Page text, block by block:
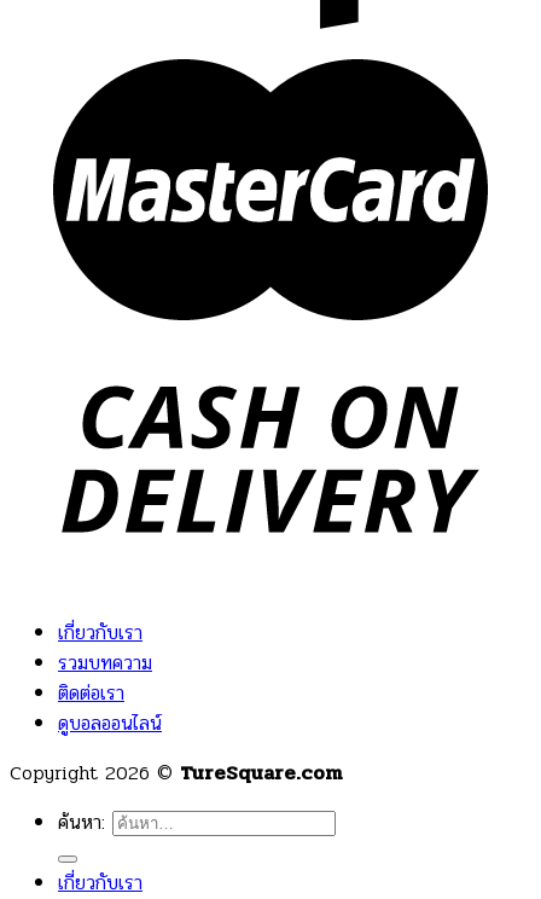
เกี่ยวกับเรา
รวมบทความ
ติดต่อเรา
ดูบอลออนไลน์
Copyright 2026 © TureSquare.com
ค้นหา:
เกี่ยวกับเรา